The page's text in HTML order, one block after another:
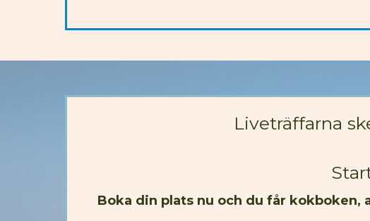
Liveträffarna
Boka din plats nu och du får